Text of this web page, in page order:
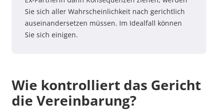
Sie sich aller Wahrscheinlichkeit nach gerichtlich
auseinandersetzen müssen. Im Idealfall können
Sie sich einigen.
Wie kontrolliert das Gericht
die Vereinbarung?